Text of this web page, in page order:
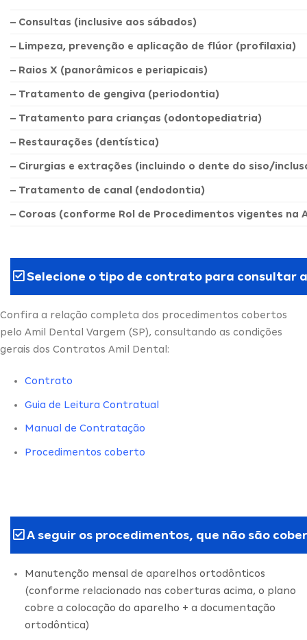
– Consultas (inclusive aos sábados)
– Limpeza, prevenção e aplicação de flúor (profilaxia)
– Raios X (panorâmicos e periapicais)
– Tratamento de gengiva (periodontia)
– Tratamento para crianças (odontopediatria)
– Restaurações (dentística)
– Cirurgias e extrações (incluindo o dente do siso/
– Tratamento de canal (endodontia)
– Coroas (conforme Rol de Procedimentos vigentes na
Selecione o tipo de contrato para consultar
Confira a relação completa dos procedimentos cobertos
pelo Amil Dental Vargem (SP), consultando as condições
gerais dos Contratos Amil Dental:
Contrato
Guia de Leitura Contratual
Manual de Contratação
Procedimentos coberto
A seguir os procedimentos, que não são
Manutenção mensal de aparelhos ortodônticos
(conforme relacionado nas coberturas acima, o plano
cobre a colocação do aparelho + a documentação
ortodôntica)